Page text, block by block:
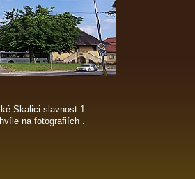
Skalici slavnost 1.
na fotografiích .